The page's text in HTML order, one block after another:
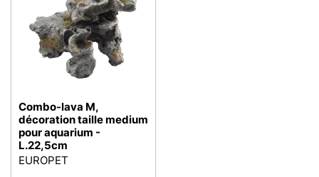
Combo-lava M,
décoration taille medium
pour aquarium -
L.22,5cm
EUROPET